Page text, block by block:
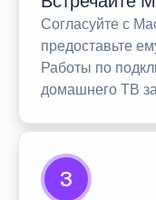
Согласуйте с
предоставьте
Работы по
домашнего ТВ
3